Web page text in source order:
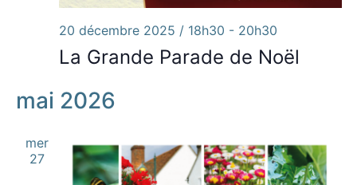
La Grande Parade de Noël
20 décembre 2025 / 18h30 - 20h30
mai 2026
mer
27